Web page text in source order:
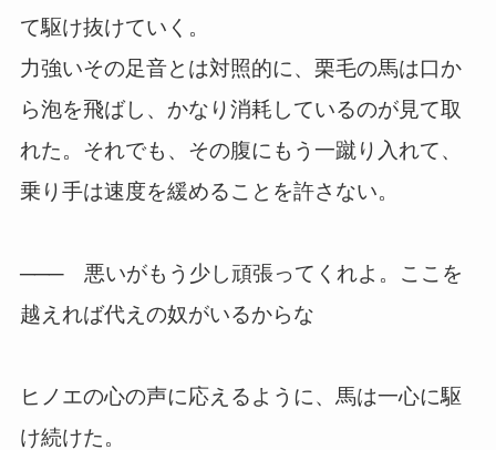
て駆け抜けていく。
力強いその足音とは対照的に、栗毛の馬は口か
ら泡を飛ばし、かなり消耗しているのが見て取
れた。それでも、その腹にもう一蹴り入れて、
乗り手は速度を緩めることを許さない。
─── 悪いがもう少し頑張ってくれよ。ここを
越えれば代えの奴がいるからな
ヒノエの心の声に応えるように、馬は一心に駆
け続けた。